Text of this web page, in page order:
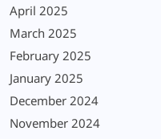
April 2025
March 2025
February 2025
January 2025
December 2024
November 2024